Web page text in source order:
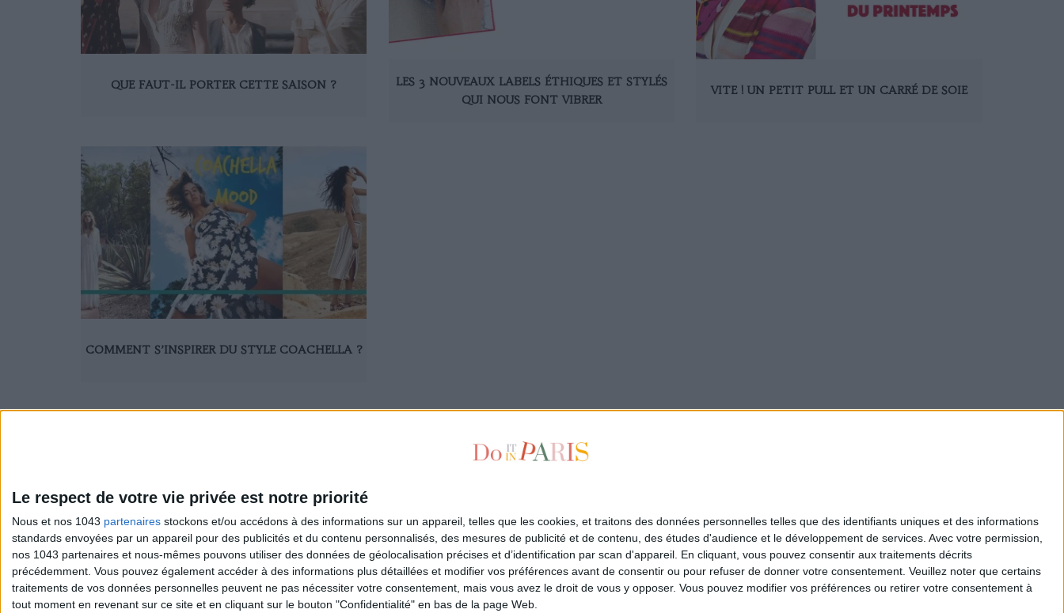
Le respect de votre vie privée est notre priorité
Nous et nos 1043 partenaires stockons et/ou accédons à des informations sur un appareil, telles que les cookies, et traitons des données personnelles telles que des identifiants uniques et des informations
standards envoyées par un appareil pour des publicités et du contenu personnalisés, des mesures de publicité et de contenu, des études d'audience et le développement de services. Avec votre permission,
nos 1043 partenaires et nous-mêmes pouvons utiliser des données de géolocalisation précises et d’identification par scan d'appareil. En cliquant, vous pouvez consentir aux traitements décrits
précédemment. Vous pouvez également accéder à des informations plus détaillées et modifier vos préférences avant de consentir ou pour refuser de donner votre consentement. Veuillez noter que certains
traitements de vos données personnelles peuvent ne pas nécessiter votre consentement, mais vous avez le droit de vous y opposer. Vous pouvez modifier vos préférences ou retirer votre consentement à
tout moment en revenant sur ce site et en cliquant sur le bouton "Confidentialité" en bas de la page Web.
QUE FAUT-IL PORTER CETTE SAISON ?
LES 3 NOUVEAUX LABELS ÉTHIQUES ET STYLÉS
QUI NOUS FONT VIBRER
VITE ! UN PETIT PULL ET UN CARRÉ DE SOIE
COMMENT S’INSPIRER DU STYLE COACHELLA ?
Sexo
Société
S'inscrire à la newsletter
Se désinscrire
Qui sommes-nous ?
Les auteurs
L'Appartement de la Parisienne
L'espace annonceurs
Mentions légales
Nous Contacter
Recrutement
Politique de confidentialité